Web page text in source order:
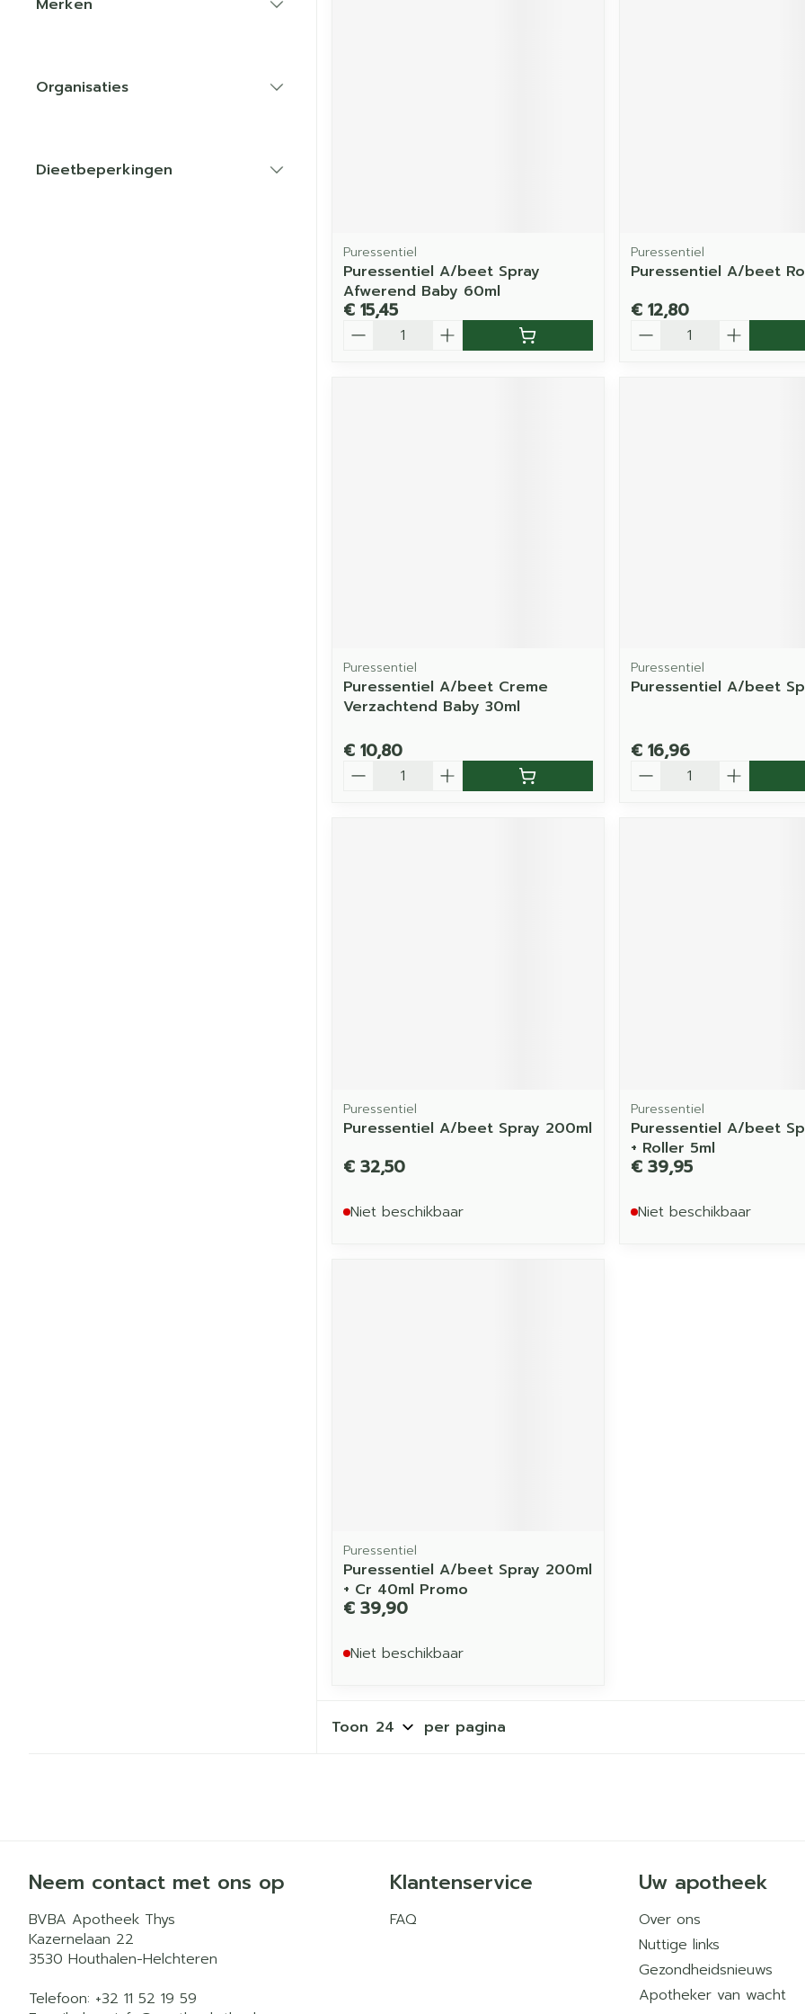
Merken
Organisaties
Dieetbeperkingen
Puressentiel
Puressentiel A/beet Spray
Afwerend Baby 60ml
€ 15,45
Puressentiel
Puressentiel A/beet
€ 12,80
Puressentiel
Puressentiel A/beet Creme
Verzachtend Baby 30ml
€ 10,80
Puressentiel
Puressentiel A/beet
€ 16,96
Puressentiel
Puressentiel A/beet Spray 200ml
€ 32,50
Niet beschikbaar
Puressentiel
Puressentiel A/beet
+ Roller 5ml
€ 39,95
Niet beschikbaar
Puressentiel
Puressentiel A/beet Spray 200ml
+ Cr 40ml Promo
€ 39,90
Niet beschikbaar
Toon per pagina
Neem contact met ons op
BVBA Apotheek Thys
Kazernelaan 22
3530 Houthalen-Helchteren
Telefoon: +32 11 52 19 59
Klantenservice
FAQ
Uw apotheek
Over ons
Nuttige links
Gezondheidsnieuws
Apotheker van wacht